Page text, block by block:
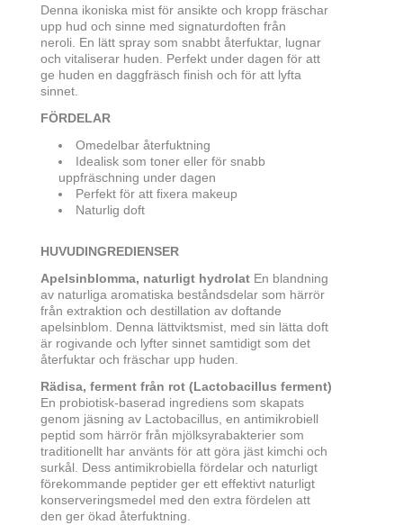
Denna ikoniska mist för ansikte och kropp fräschar
upp hud och sinne med signaturdoften från
neroli. En lätt spray som snabbt återfuktar, lugnar
och vitaliserar huden. Perfekt under dagen för att
ge huden en daggfräsch finish och för att lyfta
sinnet.
FÖRDELAR
Omedelbar återfuktning
Idealisk som toner eller för snabb
uppfräschning under dagen
Perfekt för att fixera makeup
Naturlig doft
HUVUDINGREDIENSER
Apelsinblomma, naturligt hydrolat En blandning
av naturliga aromatiska beståndsdelar som härrör
från extraktion och destillation av doftande
apelsinblom. Denna lättviktsmist, med sin lätta doft
är rogivande och lyfter sinnet samtidigt som det
återfuktar och fräschar upp huden.
Rädisa, ferment från rot (Lactobacillus ferment)
En probiotisk-baserad ingrediens som skapats
genom jäsning av Lactobacillus, en antimikrobiell
peptid som härrör från mjölksyrabakterier som
traditionellt har använts för att göra jäst kimchi och
surkål. Dess antimikrobiella fördelar och naturligt
förekommande peptider ger ett effektivt naturligt
konserveringsmedel med den extra fördelen att
den ger ökad återfuktning.